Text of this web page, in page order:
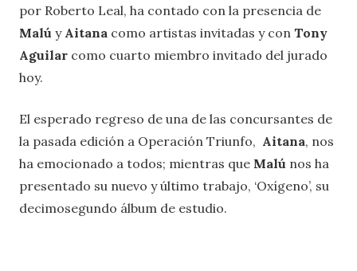
por Roberto Leal, ha contado con la presencia de
Malú y Aitana como artistas invitadas y con Tony
Aguilar como cuarto miembro invitado del jurado
hoy.
El esperado regreso de una de las concursantes de
la pasada edición a Operación Triunfo, Aitana, nos
ha emocionado a todos; mientras que Malú nos ha
presentado su nuevo y último trabajo, ‘Oxígeno’, su
decimosegundo álbum de estudio.